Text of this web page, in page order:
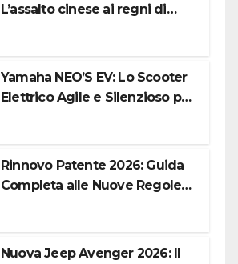
L’assalto cinese ai regni di
Yamaha NEO’S EV: Lo Scooter
Elettrico Agile e Silenzioso per
Rinnovo Patente 2026: Guida
Completa alle Nuove Regole,
Nuova Jeep Avenger 2026: Il